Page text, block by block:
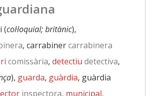
(col·loquial; britànic),
, carrabinercarrabinera
comissària, detectiu detectiva,
), guarda, guàrdia, guàrdia
inspectora, municipal,